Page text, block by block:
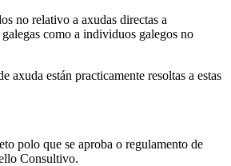
no relativo a axudas directas a
como a individuos galegos no
están practicamente resoltas a estas
polo que se aproba o regulamento de
Consultivo.